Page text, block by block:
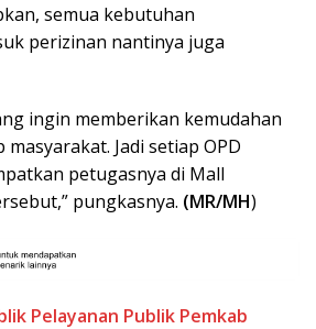
semua kebutuhan
perizinan nantinya juga
ingin memberikan kemudahan
Jadi setiap OPD
petugasnya di Mall
pungkasnya. (MR/MH)
Pelayanan Publik Pemkab